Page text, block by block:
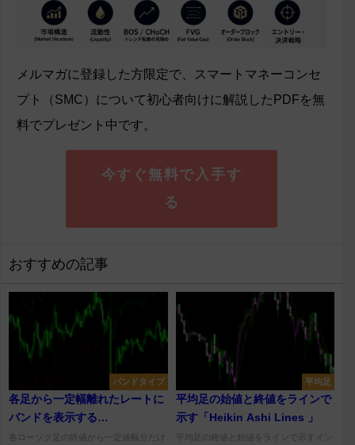
メルマガに登録した方限定で、スマートマネーコンセ
プト（SMC）について初心者向けに解説したPDFを無
料でプレゼント中です。
今すぐ無料で入手す
る
おすすめの記事
バンドタイプ
各足から一定幅離れたレートに
バンドを表示する
「Channel_x_pips_from_candles」
各ローソク足の終値から一定値幅分だけ
平均足
平均足の始値と終値をラインで
示す「Heikin Ashi Lines 」
平均足の終値と始値をラインで示すイン